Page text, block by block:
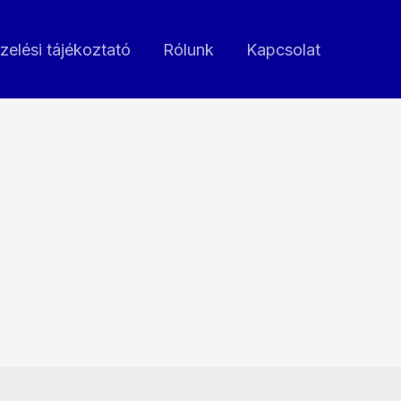
tájékoztató Rólunk Kapcsolat